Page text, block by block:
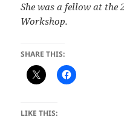
She was a fellow at the
Workshop.
SHARE THIS:
LIKE THIS: